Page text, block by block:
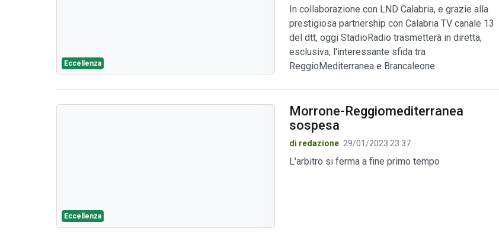
Eccellenza
In collaborazione con LND Calabria, e grazie alla
prestigiosa partnership con Calabria TV canale 13
del dtt, oggi StadioRadio trasmetterà in diretta,
esclusiva, l'interessante sfida tra
ReggioMediterranea e Brancaleone
Eccellenza
Morrone-Reggiomediterranea
sospesa
di redazione 29/01/2023 23:37
L'arbitro si ferma a fine primo tempo